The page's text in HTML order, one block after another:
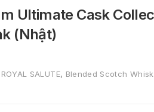
Ultimate Cask
(Nhật)
SALUTE, Blended Scotch